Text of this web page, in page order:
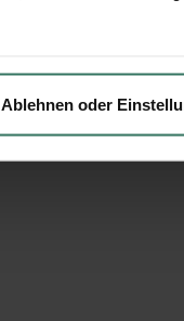
Ablehnen oder